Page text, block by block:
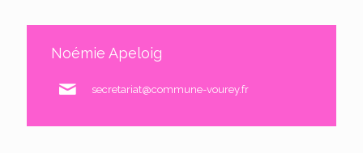
Noémie Apeloig
secretariat@commune-vourey.fr